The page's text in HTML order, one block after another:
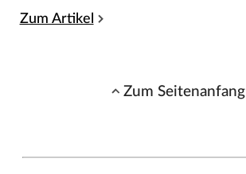
Zum Artikel
Zum Seitenanfang